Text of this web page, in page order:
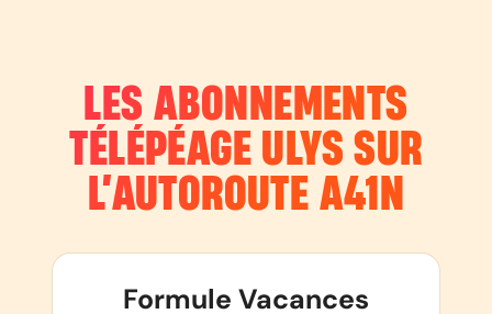
LES ABONNEMENTS
TÉLÉPÉAGE ULYS SUR
L’AUTOROUTE A41N
Formule Vacances